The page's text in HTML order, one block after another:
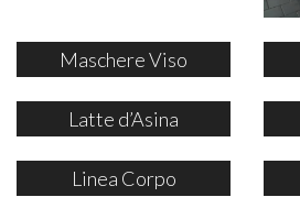
Maschere Viso
Latte d’Asina
Linea Corpo